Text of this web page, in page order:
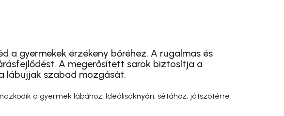
a gyermekek érzékeny bőréhez. A rugalmas és
A megerősített sarok biztosítja a
lábujjak szabad mozgását.
a gyermek lábához. Ideálisaknyári, sétához, játszótérre